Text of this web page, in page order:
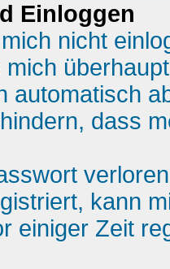
Einloggen
nicht
automatisch
dass
kann
einiger Zeit